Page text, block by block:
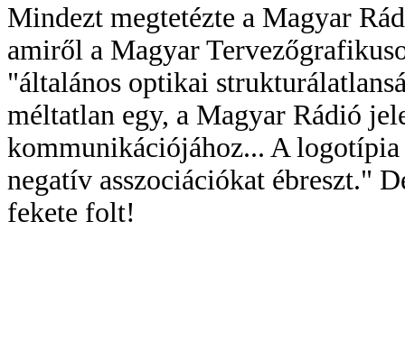
Mindezt megtetézte a Magyar
amiről a Magyar
"általános optikai
méltatlan egy, a Magyar Rádió
kommunikációjához... A
negatív asszociációkat ébreszt."
fekete folt!